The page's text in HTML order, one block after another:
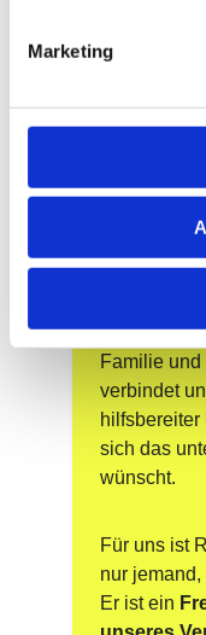
Marketing
vorher
Neben all
die
sitzt man
die letzten
genießt
Familie
verbindet
hilfsbereiter
sich das
wünscht.
Für uns ist
nur
Er ist ein